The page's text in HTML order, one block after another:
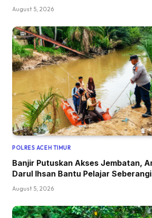
August 5, 2026
POLRES ACEH TIMUR
Banjir Putuskan Akses Jembatan,
Darul Ihsan Bantu Pelajar
August 5, 2026